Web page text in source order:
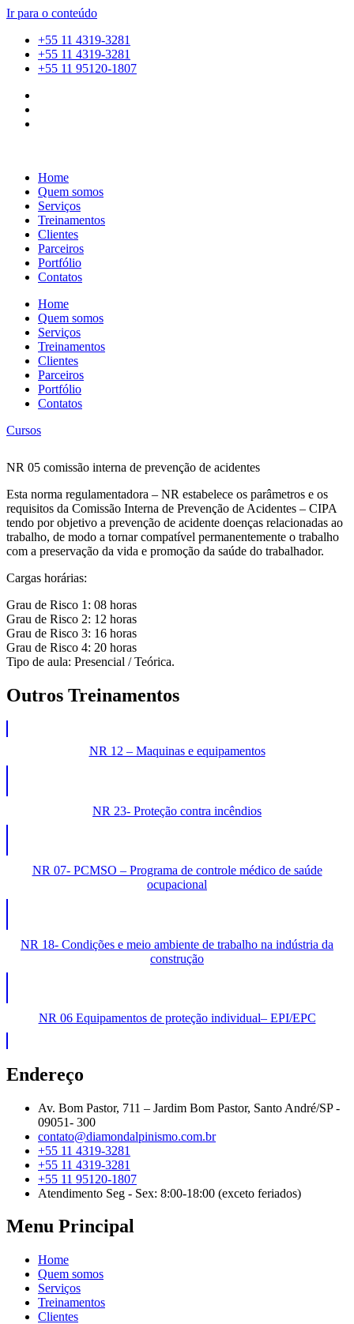
Ir para o conteúdo
+55 11 4319-3281
+55 11 4319-3281
+55 11 95120-1807
Home
Quem somos
Serviços
Treinamentos
Clientes
Parceiros
Portfólio
Contatos
Home
Quem somos
Serviços
Treinamentos
Clientes
Parceiros
Portfólio
Contatos
Cursos
NR 05 comissão interna de prevenção de acidentes
Esta norma regulamentadora – NR estabelece os parâmetros e os
requisitos da Comissão Interna de Prevenção de Acidentes – CIPA
tendo por objetivo a prevenção de acidente doenças relacionadas ao
trabalho, de modo a tornar compatível permanentemente o trabalho
com a preservação da vida e promoção da saúde do trabalhador.
Cargas horárias:
Grau de Risco 1: 08 horas
Grau de Risco 2: 12 horas
Grau de Risco 3: 16 horas
Grau de Risco 4: 20 horas
Tipo de aula: Presencial / Teórica.
Outros Treinamentos
NR 12 – Maquinas e equipamentos
NR 23- Proteção contra incêndios
NR 07- PCMSO – Programa de controle médico de saúde
ocupacional
NR 18- Condições e meio ambiente de trabalho na indústria da
construção
NR 06 Equipamentos de proteção individual– EPI/EPC
Endereço
Av. Bom Pastor, 711 – Jardim Bom Pastor, Santo André/SP -
09051- 300
contato@diamondalpinismo.com.br
+55 11 4319-3281
+55 11 4319-3281
+55 11 95120-1807
Atendimento Seg - Sex: 8:00-18:00 (exceto feriados)
Menu Principal
Home
Quem somos
Serviços
Treinamentos
Clientes